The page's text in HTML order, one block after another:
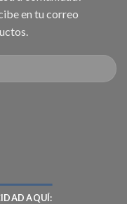
en tu correo
AQUÍ: